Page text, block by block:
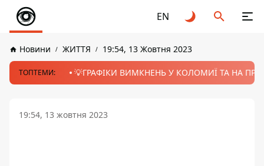
EN
Новини ЖИТТЯ 19:54, 13 Жовтня 2023
ТОПТЕМИ: 💡ГРАФІКИ ВИМКНЕНЬ У КОЛОМИЇ ТА НА
19:54, 13 жовтня 2023